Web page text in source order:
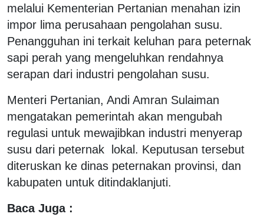
melalui Kementerian Pertanian menahan izin
impor lima perusahaan pengolahan susu.
Penangguhan ini terkait keluhan para peternak
sapi perah yang mengeluhkan rendahnya
serapan dari industri pengolahan susu.
Menteri Pertanian, Andi Amran Sulaiman
mengatakan pemerintah akan mengubah
regulasi untuk mewajibkan industri menyerap
susu dari peternak lokal. Keputusan tersebut
diteruskan ke dinas peternakan provinsi, dan
kabupaten untuk ditindaklanjuti.
Baca Juga :